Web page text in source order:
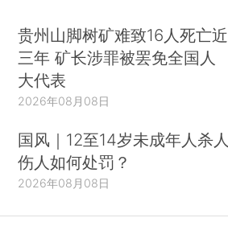
贵州山脚树矿难致16人死亡近
三年 矿长涉罪被罢免全国人
大代表
2026年08月08日
国风｜12至14岁未成年人杀人
伤人如何处罚？
2026年08月08日